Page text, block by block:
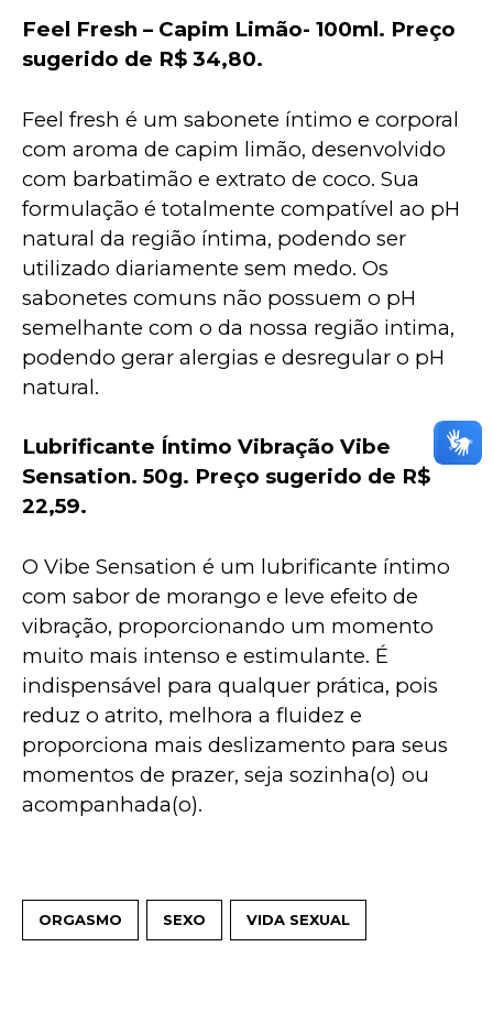
Feel Fresh – Capim Limão- 100ml. Preço
sugerido de R$ 34,80.
Feel fresh é um sabonete íntimo e corporal
com aroma de capim limão, desenvolvido
com barbatimão e extrato de coco. Sua
formulação é totalmente compatível ao pH
natural da região íntima, podendo ser
utilizado diariamente sem medo. Os
sabonetes comuns não possuem o pH
semelhante com o da nossa região intima,
podendo gerar alergias e desregular o pH
natural.
Lubrificante Íntimo Vibração Vibe
Sensation. 50g. Preço sugerido de R$
22,59.
O Vibe Sensation é um lubrificante íntimo
com sabor de morango e leve efeito de
vibração, proporcionando um momento
muito mais intenso e estimulante. É
indispensável para qualquer prática, pois
reduz o atrito, melhora a fluidez e
proporciona mais deslizamento para seus
momentos de prazer, seja sozinha(o) ou
acompanhada(o).
ORGASMO SEXO VIDA SEXUAL